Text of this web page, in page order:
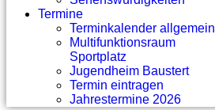
Termine
Terminkalender allgemein
Multifunktionsraum
Sportplatz
Jugendheim Baustert
Termin eintragen
Jahrestermine 2026